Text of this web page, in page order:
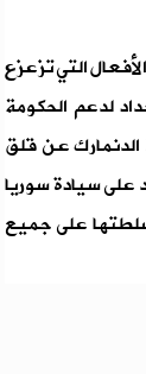
التي تزعزع
لدعم الحكومة
الدنمارك عن قلق
على سيادة سوريا
على جميع